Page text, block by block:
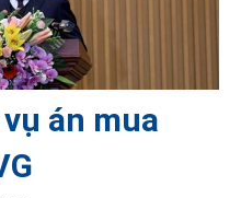
án mua